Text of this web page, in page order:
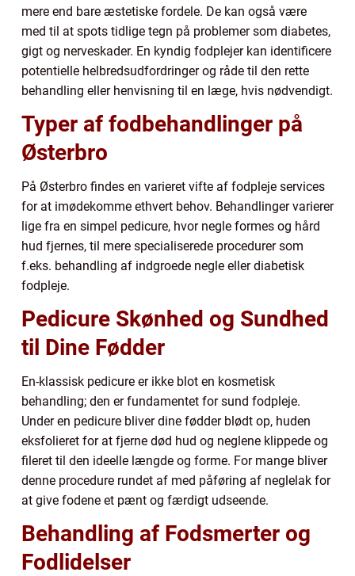
mere end bare æstetiske fordele. De kan også være
med til at spots tidlige tegn på problemer som diabetes,
gigt og nerveskader. En kyndig fodplejer kan identificere
potentielle helbredsudfordringer og råde til den rette
behandling eller henvisning til en læge, hvis nødvendigt.
Typer af fodbehandlinger på
Østerbro
På Østerbro findes en varieret vifte af fodpleje services
for at imødekomme ethvert behov. Behandlinger varierer
lige fra en simpel pedicure, hvor negle formes og hård
hud fjernes, til mere specialiserede procedurer som
f.eks. behandling af indgroede negle eller diabetisk
fodpleje.
Pedicure Skønhed og Sundhed
til Dine Fødder
En-klassisk pedicure er ikke blot en kosmetisk
behandling; den er fundamentet for sund fodpleje.
Under en pedicure bliver dine fødder blødt op, huden
eksfolieret for at fjerne død hud og neglene klippede og
fileret til den ideelle længde og forme. For mange bliver
denne procedure rundet af med påføring af neglelak for
at give fodene et pænt og færdigt udseende.
Behandling af Fodsmerter og
Fodlidelser